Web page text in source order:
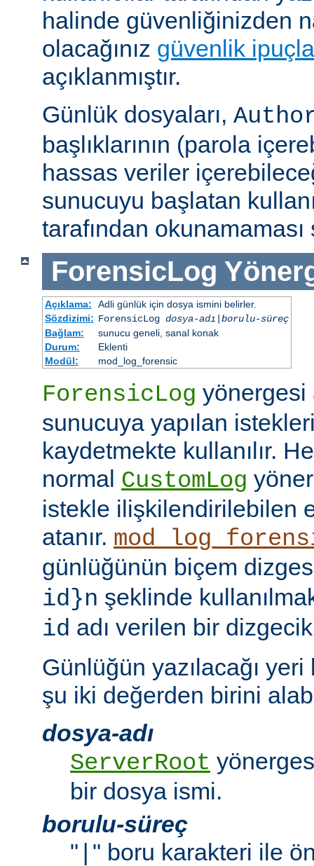
halinde güvenliğinizden
olacağınız güvenlik
açıklanmıştır.
Günlük dosyaları,
başlıklarının (parola
hassas veriler
sunucuyu başlatan
tarafından okunamaması
ForensicLog
Açıklama:
Adli günlük için dosya ismini belirler.
Sözdizimi: ForensicLog dosya-adı borulu-süreç
Bağlam:
sunucu geneli, sanal konak
Durum:
Eklenti
Modül:
mod_log_forensic
ForensicLog yönergesi
sunucuya yapılan
kaydetmekte kullanılır.
normal CustomLog
istekle ilişkilendirilebilen
atanır.
günlüğünün biçem
id}n şeklinde
id adı verilen bir
Günlüğün yazılacağı
şu iki değerden birini
dosya-adı
ServerRoot
bir dosya ismi.
borulu-süreç
" " boru karakteri ile